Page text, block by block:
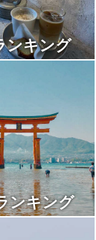
ンキング
ンキング